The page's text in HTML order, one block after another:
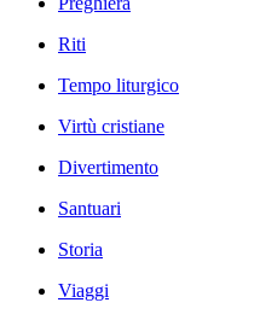
Riti
Tempo liturgico
Virtù cristiane
Divertimento
Santuari
Storia
Viaggi